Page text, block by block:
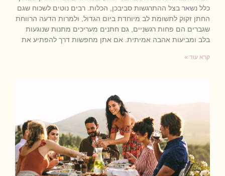
כלל נשאר בצל ההתרגשות סביבכן, הכלות. רבים נוטים לשכוח שגם
החתן זקוק לתשומת לב מיוחדת ביום הגדול, ולמרות הדעה הרווחת
שגברים הם פחות רגשניים, גם חתנים מעריכים מתנות שנוגעות
בלב ומביעות אהבה אמיתית. אם אתן מחפשות דרך להפתיע את
קרא עוד »